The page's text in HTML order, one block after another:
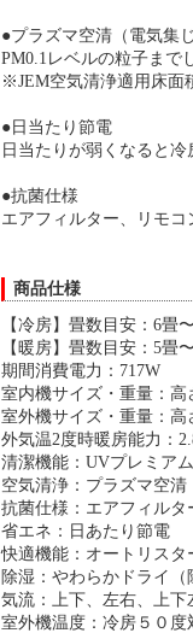
●プラズマ空清（電気集
PM0.1レベルの粒子まで
※JEM空気清浄適用床面
●日当たり節電
日当たりが弱くなると冷
●抗菌仕様
エアフィルター、リモコ
商品仕様
【冷房】畳数目安：6畳
【暖房】畳数目安：5畳
期間消費電力：717W
室内機サイズ・重量：高
室外機サイズ・重量：高
外気温2度時暖房能力：
清潔機能：UVプレミア
空気清浄：プラズマ空清
抗菌仕様：エアフィルタ
省エネ：日あたり節電
快適機能：オートリスタ
除湿：やわらかドライ（
気流：上下、左右、上下
室外機温度：冷房５０